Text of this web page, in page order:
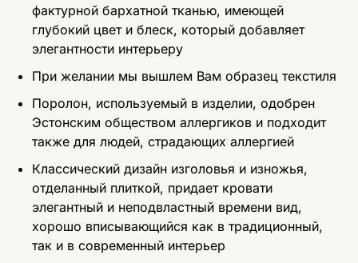
фактурной бархатной тканью, имеющей
глубокий цвет и блеск, который добавляет
элегантности интерьеру
При желании мы вышлем Вам образец текстиля
Поролон, используемый в изделии, одобрен
Эстонским обществом аллергиков и подходит
также для людей, страдающих аллергией
Классический дизайн изголовья и изножья,
отделанный плиткой, придает кровати
элегантный и неподвластный времени вид,
хорошо вписывающийся как в традиционный,
так и в современный интерьер